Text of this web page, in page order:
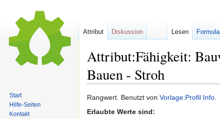
Attribut:Fähigkeit:
Bauen - Stroh
Zur
Navigation
Zur
Suche
Rangwert. Benutzt von Vorlage:Profil Info.
Erlaubte Werte sind:
Attribut Diskussion Lesen
Start
Hilfe-Seiten
Kontakt